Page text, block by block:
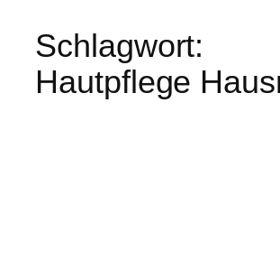
Schlagwort:
Hautpflege